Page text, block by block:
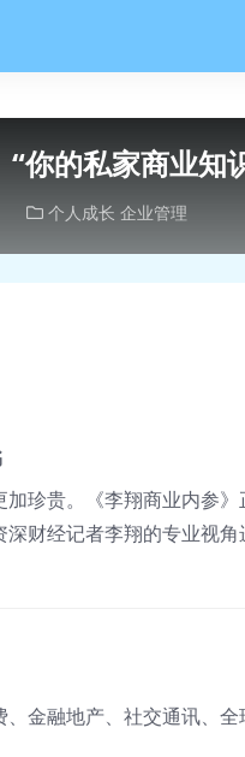
你的私家商业知
个人成长 企业管理
加珍贵。《李翔商业内参
财经记者李翔的专业视
金融地产、社交通讯、